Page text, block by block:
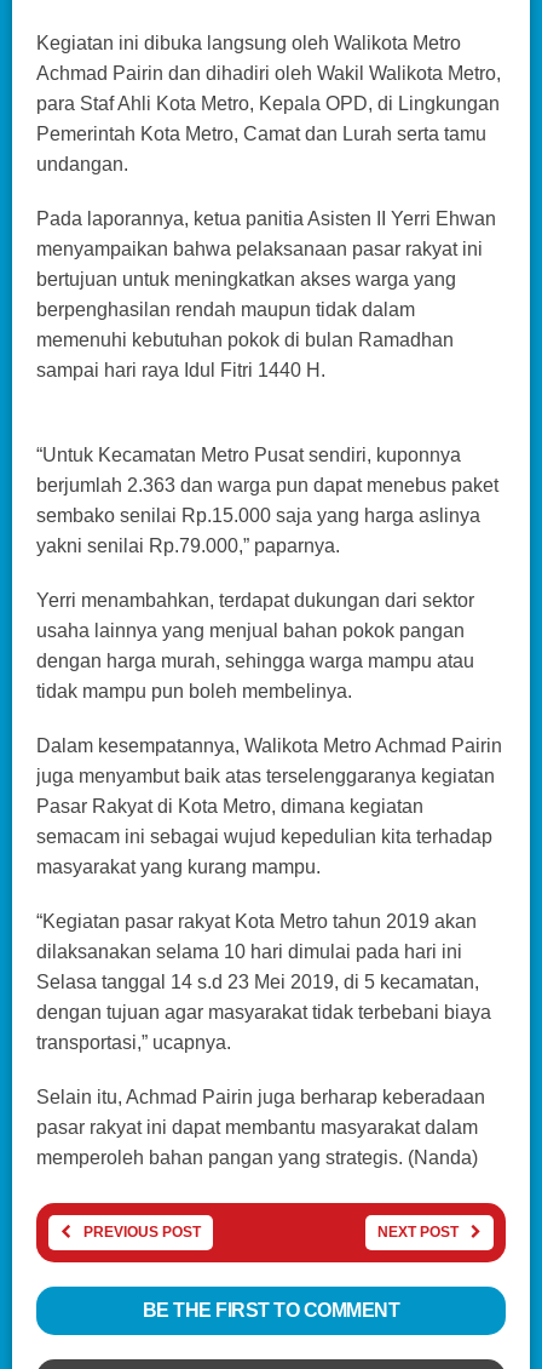
Kegiatan ini dibuka langsung oleh Walikota Metro
Achmad Pairin dan dihadiri oleh Wakil Walikota Metro,
para Staf Ahli Kota Metro, Kepala OPD, di Lingkungan
Pemerintah Kota Metro, Camat dan Lurah serta tamu
undangan.
Pada laporannya, ketua panitia Asisten II Yerri Ehwan
menyampaikan bahwa pelaksanaan pasar rakyat ini
bertujuan untuk meningkatkan akses warga yang
berpenghasilan rendah maupun tidak dalam
memenuhi kebutuhan pokok di bulan Ramadhan
sampai hari raya Idul Fitri 1440 H.
“Untuk Kecamatan Metro Pusat sendiri, kuponnya
berjumlah 2.363 dan warga pun dapat menebus paket
sembako senilai Rp.15.000 saja yang harga aslinya
yakni senilai Rp.79.000,” paparnya.
Yerri menambahkan, terdapat dukungan dari sektor
usaha lainnya yang menjual bahan pokok pangan
dengan harga murah, sehingga warga mampu atau
tidak mampu pun boleh membelinya.
Dalam kesempatannya, Walikota Metro Achmad Pairin
juga menyambut baik atas terselenggaranya kegiatan
Pasar Rakyat di Kota Metro, dimana kegiatan
semacam ini sebagai wujud kepedulian kita terhadap
masyarakat yang kurang mampu.
“Kegiatan pasar rakyat Kota Metro tahun 2019 akan
dilaksanakan selama 10 hari dimulai pada hari ini
Selasa tanggal 14 s.d 23 Mei 2019, di 5 kecamatan,
dengan tujuan agar masyarakat tidak terbebani biaya
transportasi,” ucapnya.
Selain itu, Achmad Pairin juga berharap keberadaan
pasar rakyat ini dapat membantu masyarakat dalam
memperoleh bahan pangan yang strategis. (Nanda)
PREVIOUS POST NEXT POST
BE THE FIRST TO COMMENT